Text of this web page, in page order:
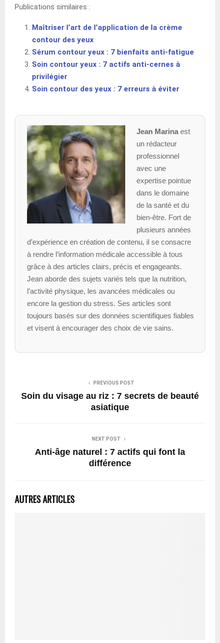
Publications similaires :
Maîtriser l’art de l’application de la crème
contour des yeux
Sérum contour yeux : 7 bienfaits anti-fatigue
Soin contour yeux : 7 actifs anti-cernes à
privilégier
Soin contour des yeux : 7 erreurs à éviter
Jean Marinaest
un rédacteur
professionnel
avec une
expertise pointue
dans le domaine
de la santé et du
bien-être. Fort de
plusieurs années
d’expérience en création de contenu, il se consacre
à rendre l’information médicale accessible à tous
grâce à des articles clairs, précis et engageants.
Jean aborde des sujets variés tels que la nutrition,
l’activité physique, les avancées médicales ou
encore la gestion du stress. Ses articles sont
toujours basés sur des données scientifiques fiables
et visent à encourager des choix de vie sains.
PREVIOUS POST
Soin du visage au riz : 7 secrets de beauté
asiatique
NEXT POST
Anti-âge naturel : 7 actifs qui font la
différence
AUTRES ARTICLES